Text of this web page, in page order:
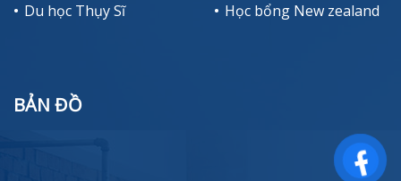
Du học Thụy Sĩ
Học bổng New zealand
BẢN ĐỒ